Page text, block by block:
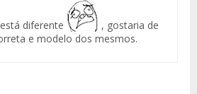
diferente
, gostaria de
e modelo dos mesmos.